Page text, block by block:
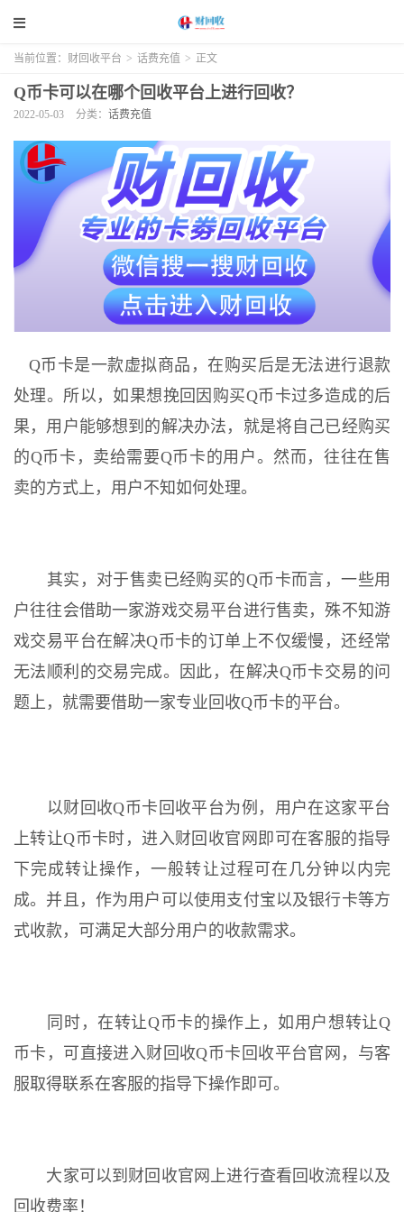
当前位置： 财回收平台 > 话费充值 > 正文
Q币卡可以在哪个回收平台上进行回收？
2022-05-03 分类： 话费充值
Q币卡是一款虚拟商品，在购买后是无法进行退款
处理。所以，如果想挽回因购买Q币卡过多造成的后
果，用户能够想到的解决办法，就是将自己已经购买
的Q币卡，卖给需要Q币卡的用户。然而，往往在售
卖的方式上，用户不知如何处理。
其实，对于售卖已经购买的Q币卡而言，一些用
户往往会借助一家游戏交易平台进行售卖，殊不知游
戏交易平台在解决Q币卡的订单上不仅缓慢，还经常
无法顺利的交易完成。因此，在解决Q币卡交易的问
题上，就需要借助一家专业回收Q币卡的平台。
以财回收Q币卡回收平台为例，用户在这家平台
上转让Q币卡时，进入财回收官网即可在客服的指导
下完成转让操作，一般转让过程可在几分钟以内完
成。并且，作为用户可以使用支付宝以及银行卡等方
式收款，可满足大部分用户的收款需求。
同时，在转让Q币卡的操作上，如用户想转让Q
币卡，可直接进入财回收Q币卡回收平台官网，与客
服取得联系在客服的指导下操作即可。
大家可以到财回收官网上进行查看回收流程以及
回收费率！